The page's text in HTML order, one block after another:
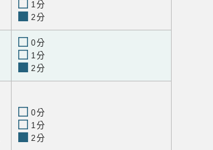
1分
2分
0分
1分
2分
0分
1分
2分